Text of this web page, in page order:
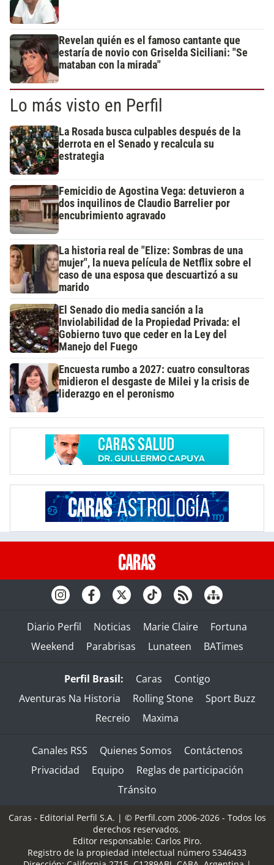
Revelan quién es el famoso cantante que
estaría de novio con Griselda Siciliani: "Se
mataban con la mirada"
Lo más visto en Perfil
La Rosada busca culpables después de la
derrota en el Senado y recalcula su
estrategia
Femicidio de Agostina Vega: detuvieron a
dos inquilinos de Claudio Barrelier por
encubrimiento agravado
La historia real de "Elize: Sombras de una
mujer", la nueva película de Netflix sobre el
caso de una esposa que descuartizó a su
marido
El Senado dio media sanción a la
Inviolabilidad de la Propiedad Privada: el
Gobierno tuvo que ceder en la Ley del
Manejo del Fuego
Encuesta rumbo a 2027: cuatro consultoras
midieron el desgaste de Milei y la crisis de
liderazgo en el peronismo
Diario Perfil Noticias Marie Claire
Fortuna
Weekend
Parabrisas Lunateen BATimes
Perfil Brasil: Caras
Contigo
Aventuras Na Historia
Rolling Stone
Sport Buzz
Recreio
Maxima
Canales RSS Quienes Somos
Contáctenos
Privacidad
Equipo
Reglas de participación
Tránsito
Caras - Editorial Perfil S.A. | © Perfil.com 2006-2026 - Todos los
derechos reservados.
Editor responsable: Carlos Piro.
Registro de la propiedad intelectual número 5346433